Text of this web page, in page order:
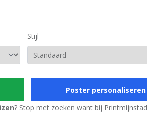
Stijl
Poster personaliseren
? Stop met zoeken want bij